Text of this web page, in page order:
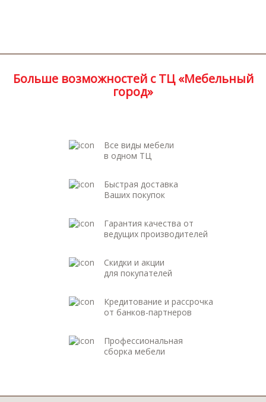
Больше возможностей с ТЦ «Мебельный
город»
Все виды мебели
в одном ТЦ
Быстрая доставка
Ваших покупок
Гарантия качества от
ведущих производителей
Скидки и акции
для покупателей
Кредитование и рассрочка
от банков-партнеров
Профессиональная
сборка мебели